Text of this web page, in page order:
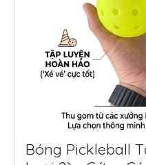
Bóng Pickleball